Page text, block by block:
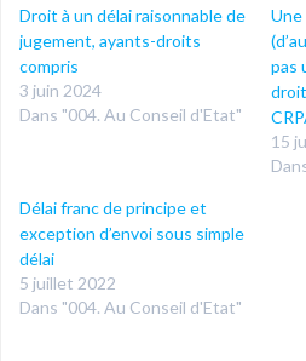
Droit à un délai raisonnable de
jugement, ayants-droits
compris
3 juin 2024
Dans "004. Au Conseil d'Etat"
Une
pas
15
Délai franc de principe et
exception d’envoi sous simple
délai
5 juillet 2022
Dans "004. Au Conseil d'Etat"